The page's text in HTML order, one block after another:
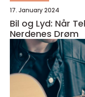
17. January 2024
Bil og Lyd: Når
Nerdenes Drøm